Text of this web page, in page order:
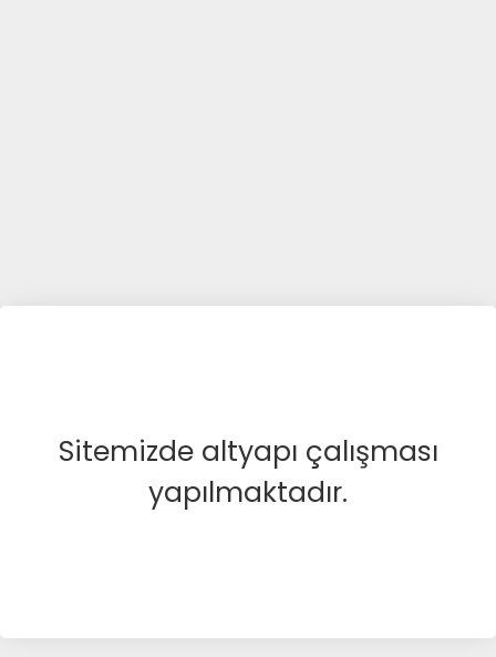
Sitemizde altyapı çalışması
yapılmaktadır.